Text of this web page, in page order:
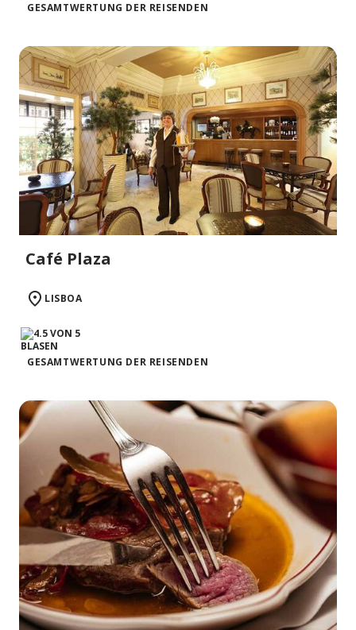
GESAMTWERTUNG DER REISENDEN
Café Plaza
LISBOA
GESAMTWERTUNG DER REISENDEN